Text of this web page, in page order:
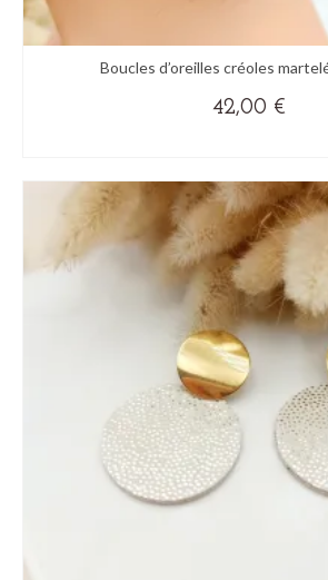
Boucles d’oreilles créoles
42,00 €
produit
a
plusieurs
variations.
options
peuvent
être
choisies
page
produit